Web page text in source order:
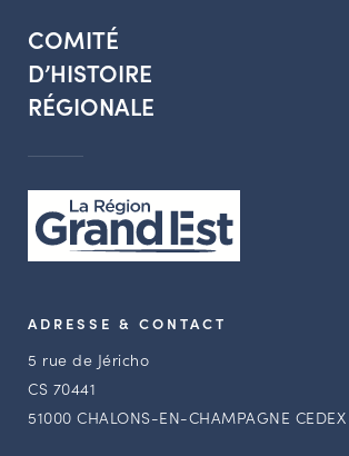
COMITÉ
D’HISTOIRE
RÉGIONALE
ADRESSE & CONTACT
5 rue de Jéricho
CS 70441
51000 CHALONS-EN-CHAMPAGNE CEDEX